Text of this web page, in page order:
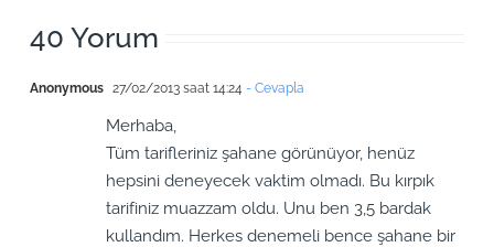
40 Yorum
Anonymous 27/02/2013 saat 14:24 - Cevapla
Merhaba,
Tüm tarifleriniz şahane görünüyor, henüz
hepsini deneyecek vaktim olmadı. Bu kırpık
tarifiniz muazzam oldu. Unu ben 3,5 bardak
kullandım. Herkes denemeli bence şahane bir